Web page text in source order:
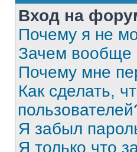
Вход на
Почему я не
Зачем вообще
Почему мне
Как сделать,
Я забыл
Я только что